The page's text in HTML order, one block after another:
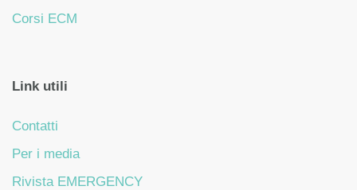
Corsi ECM
Link utili
Contatti
Per i media
Rivista EMERGENCY